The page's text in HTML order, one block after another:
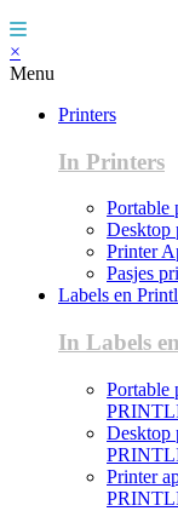
×
Menu
Printers
In Printers
Portable
Desktop
Printer
Pasjes
Labels en
In Labels
Printer